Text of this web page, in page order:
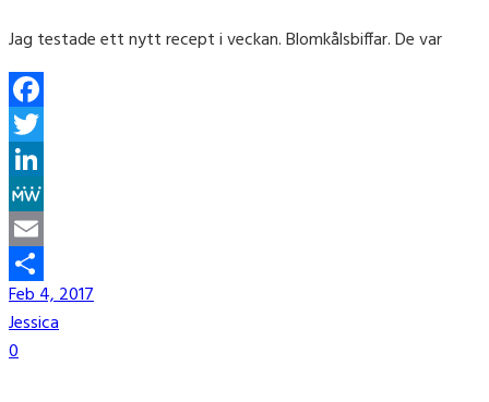
Jag testade ett nytt recept i veckan. Blomkålsbiffar. De var
Facebook
Twitter
LinkedIn
MeWe
Email
Share
Feb 4, 2017
Jessica
0